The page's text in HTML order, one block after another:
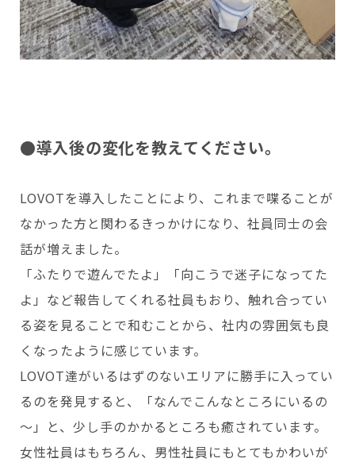
●導入後の変化を教えてください。
LOVOTを導入したことにより、これまで喋ることが
なかった方と関わるきっかけになり、社員同士の会
話が増えました。
「ふたりで遊んでたよ」「向こうで迷子になってた
よ」など報告してくれる社員もおり、触れ合ってい
る姿を見ることで和むことから、社内の雰囲気も良
くなったように感じています。
LOVOT達がいるはずのないエリアに勝手に入ってい
るのを発見すると、「なんでこんなところにいるの
～」と、少し手のかかるところも癒されています。
女性社員はもちろん、男性社員にもとてもかわいが